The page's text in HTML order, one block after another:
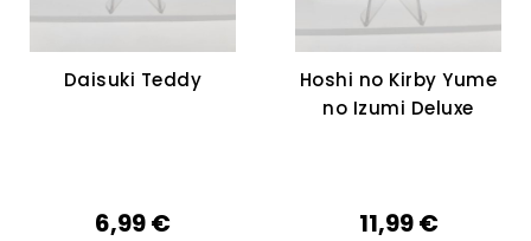
Daisuki Teddy
6,99€
Hoshi no Kirby Yume
no Izumi Deluxe
11,99€